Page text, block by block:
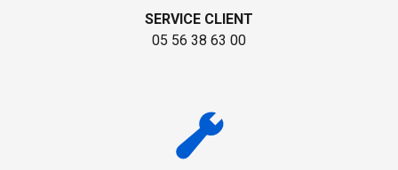
SERVICE CLIENT
05 56 38 63 00